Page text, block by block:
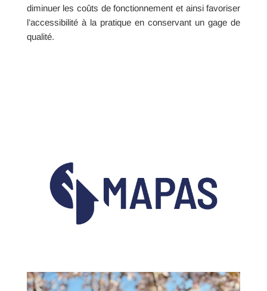
diminuer les coûts de fonctionnement et ainsi favoriser
l’accessibilité à la pratique en conservant un gage de
qualité.